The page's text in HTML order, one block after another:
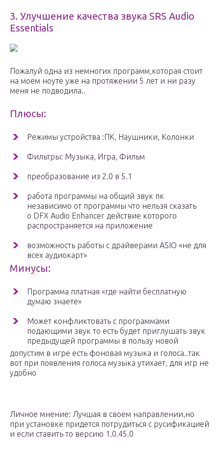
3. Улучшение качества звука SRS Audio
Essentials
Пожалуй одна из немногих программ,которая стоит
на моем ноуте уже на протяжении 5 лет и ни разу
меня не подводила..
Плюсы:
Режимы устройства :ПК, Наушники, Колонки
Фильтры: Музыка, Игра, Фильм
преобразование из 2.0 в 5.1
работа программы на общий звук пк
независимо от программы что нельзя сказать
о DFX Audio Enhancer действие которого
распространяется на приложение
возможность работы с драйверами ASIO «не для
всех аудиокарт»
Минусы:
Программа платная «где найти бесплатную
думаю знаете»
Может конфликтовать с программами
подающими звук то есть будет приглушать звук
предыдущей программы в пользу новой
допустим в игре есть фоновая музыка и голоса..так
вот при появления голоса музыка утихает, для игр не
удобно
Личное мнение: Лучшая в своем направлении,но
при установке придется потрудиться с русификацией
и если ставить то версию 1.0.45.0